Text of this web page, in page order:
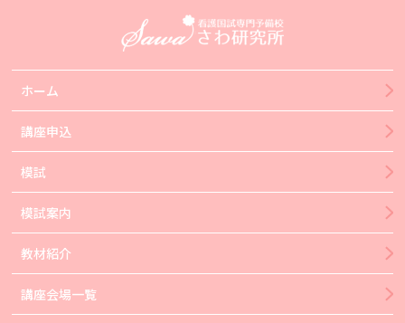
ホーム
講座申込
模試
模試案内
教材紹介
講座会場一覧